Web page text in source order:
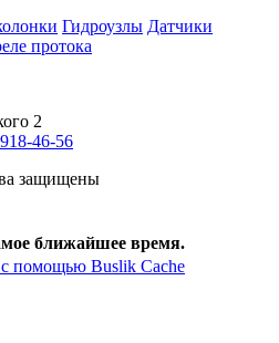
Гидроузлы Датчики
протока
2
46-56
защищены
ближайшее время.
помощью Buslik Cache